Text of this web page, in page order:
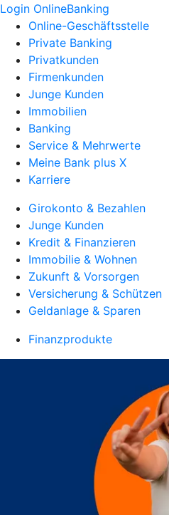
Login OnlineBanking
Online-Geschäftsstelle
Private Banking
Privatkunden
Firmenkunden
Junge Kunden
Immobilien
Banking
Service & Mehrwerte
Meine Bank plus X
Karriere
Girokonto & Bezahlen
Junge Kunden
Kredit & Finanzieren
Immobilie & Wohnen
Zukunft & Vorsorgen
Versicherung & Schützen
Geldanlage & Sparen
Finanzprodukte